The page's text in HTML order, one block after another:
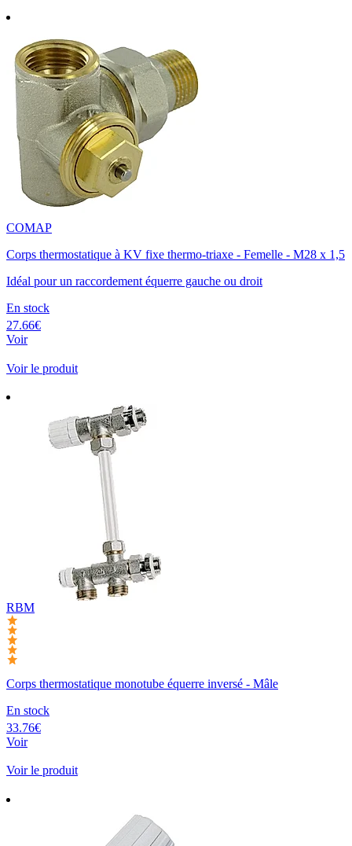
COMAP
Corps thermostatique à KV fixe thermo-triaxe - Femelle - M28 x 1,5
Idéal pour un raccordement équerre gauche ou droit
En stock
27.66€
Voir
Voir le produit
RBM
Corps thermostatique monotube équerre inversé - Mâle
En stock
33.76€
Voir
Voir le produit